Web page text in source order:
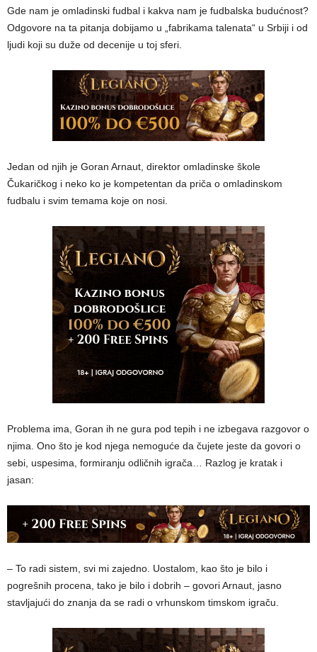
Gde nam je omladinski fudbal i kakva nam je fudbalska budućnost?
Odgovore na ta pitanja dobijamo u „fabrikama talenata“ u Srbiji i od
ljudi koji su duže od decenije u toj sferi.
Jedan od njih je Goran Arnaut, direktor omladinske škole
Čukaričkog i neko ko je kompetentan da priča o omladinskom
fudbalu i svim temama koje on nosi.
Problema ima, Goran ih ne gura pod tepih i ne izbegava razgovor o
njima. Ono što je kod njega nemoguće da čujete jeste da govori o
sebi, uspesima, formiranju odličnih igrača… Razlog je kratak i
jasan:
– To radi sistem, svi mi zajedno. Uostalom, kao što je bilo i
pogrešnih procena, tako je bilo i dobrih – govori Arnaut, jasno
stavljajući do znanja da se radi o vrhunskom timskom igraču.